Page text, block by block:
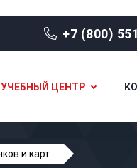
+7 (800)
УЧЕБНЫЙ ЦЕНТР
и карт